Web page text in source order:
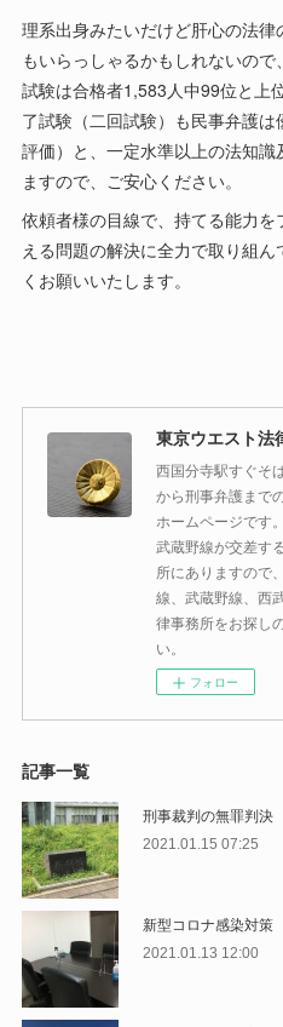
理系出身みたいだけど肝心の法
もいらっしゃるかもしれないの
試験は合格者1,583人中99位と上
了試験（二回試験）も民事弁護
評価）と、一定水準以上の法知
ますので、ご安心ください。
依頼者様の目線で、持てる能力
える問題の解決に全力で取り組
くお願いいたします。
東京ウエスト法
西国分寺駅すぐそ
から刑事弁護まで
ホームページです
武蔵野線が交差す
所にありますので
線、武蔵野線、西
律事務所をお探し
い。
フォロー
記事一覧
刑事裁判の無罪判決
2021.01.15 07:25
新型コロナ感染対策
2021.01.13 12:00